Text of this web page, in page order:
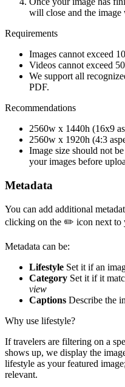
will close and the
Requirements
Images cannot exceed
Videos cannot exceed
We support all
PDF.
Recommendations
2560w x 1440h (16x9
2560w x 1920h (4:3
Image size should not
your images before
Metadata
You can add additional
clicking on the ✏️ icon next to
Metadata can be:
Lifestyle Set it if an
Category Set it if it
view
Captions Describe the
Why use lifestyle?
If travelers are filtering on a
shows up, we display the
lifestyle as your featured
relevant.